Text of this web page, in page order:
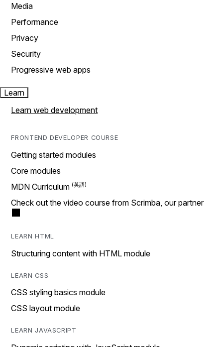
Media
Performance
Privacy
Security
Progressive web apps
Learn
Learn web development
FRONTEND DEVELOPER COURSE
Getting started modules
Core modules
MDN Curriculum
Check out the video course from Scrimba, our partner
LEARN HTML
Structuring content with HTML module
LEARN CSS
CSS styling basics module
CSS layout module
LEARN JAVASCRIPT